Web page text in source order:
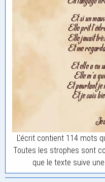
L'écrit contient 114 mots
Toutes les strophes sont
que le texte suive